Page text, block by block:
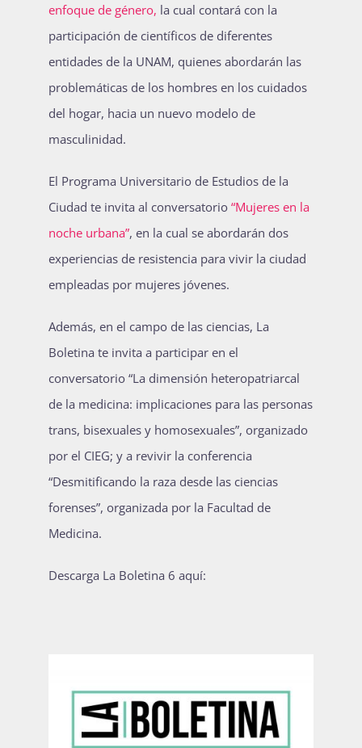
enfoque de género, la cual contará con la
participación de científicos de diferentes
entidades de la UNAM, quienes abordarán las
problemáticas de los hombres en los cuidados
del hogar, hacia un nuevo modelo de
masculinidad.
El Programa Universitario de Estudios de la
Ciudad te invita al conversatorio “Mujeres en la
noche urbana”, en la cual se abordarán dos
experiencias de resistencia para vivir la ciudad
empleadas por mujeres jóvenes.
Además, en el campo de las ciencias, La
Boletina te invita a participar en el
conversatorio “La dimensión heteropatriarcal
de la medicina: implicaciones para las personas
trans, bisexuales y homosexuales”, organizado
por el CIEG; y a revivir la conferencia
“Desmitificando la raza desde las ciencias
forenses”, organizada por la Facultad de
Medicina.
Descarga La Boletina 6 aquí: